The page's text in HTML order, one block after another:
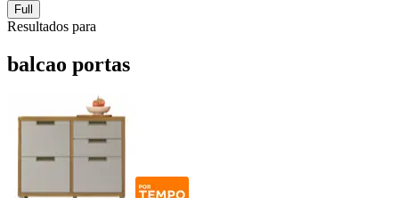
Full
Resultados para
balcao portas